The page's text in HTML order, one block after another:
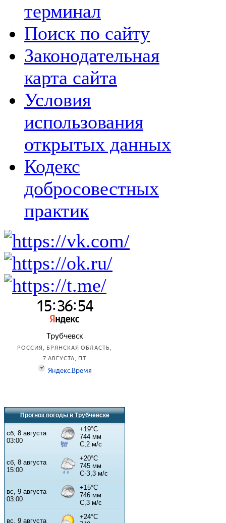
терминал
Поиск по сайту
Законодательная
карта сайта
Условия
использования
открытых данных
Кодекс
добросовестных
практик
Прогноз погоды в Трубчевске